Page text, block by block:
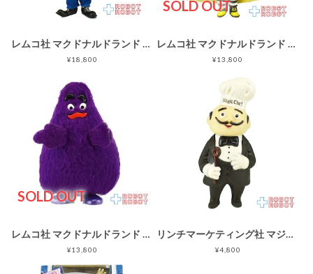
レムコ社 マクドナルドランド ビッグマックポリス フィギュア ビッグヘッド 胸の星欠 企業物
¥18,800
SOLD OUT
レムコ社 マクドナルドランド ハンバーグラー フィギュア 企業物
¥13,800
SOLD OUT
レムコ社 マクドナルドランド グリマス フィギュア 企業物
¥13,800
リンチマーケティング社 マジックシェフ ソフビ 企業物貯金箱 1980年代 企業物
¥4,800